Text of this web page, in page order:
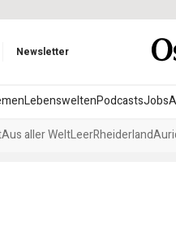
Newsletter
LebensweltenPodcastsJobs
Aus aller WeltLeerRheiderland